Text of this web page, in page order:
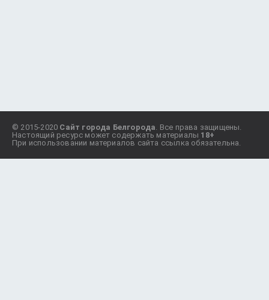
© 2015-2020 Сайт города Белгорода . Все права защищены.
Настоящий ресурс может содержать материалы 18+
При использовании материалов сайта ссылка обязательна.